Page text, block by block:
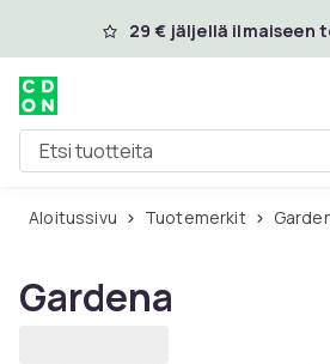
Ohita ja siirry pääsisältöön
29 € jäljellä ilmaiseen
Etsi tuotteita
Aloitussivu Tuotemerkit
Gardena